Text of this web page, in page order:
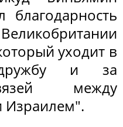
благодарность
уходит в
и за
между
Израилем".